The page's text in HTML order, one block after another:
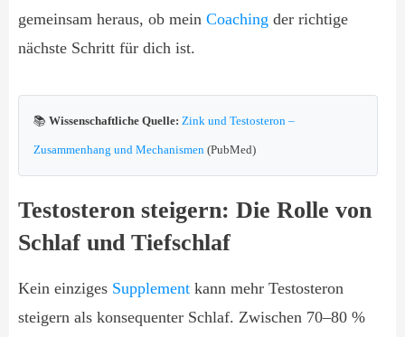
gemeinsam heraus, ob mein Coaching der richtige
nächste Schritt für dich ist.
📚 Wissenschaftliche Quelle: Zink und Testosteron –
Zusammenhang und Mechanismen (PubMed)
Testosteron steigern: Die Rolle von
Schlaf und Tiefschlaf
Kein einziges Supplement kann mehr Testosteron
steigern als konsequenter Schlaf. Zwischen 70–80 %